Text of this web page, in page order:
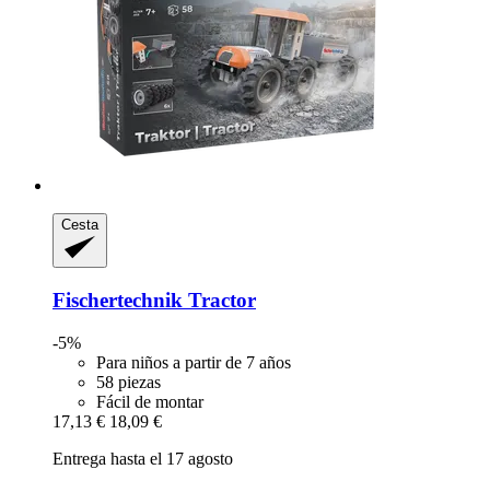
Cesta
Fischertechnik Tractor
-5%
Para niños a partir de 7 años
58 piezas
Fácil de montar
17,13 € 18,09 €
Entrega hasta el 17 agosto